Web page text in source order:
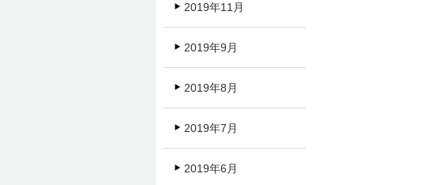
2019年11月
2019年9月
2019年8月
2019年7月
2019年6月